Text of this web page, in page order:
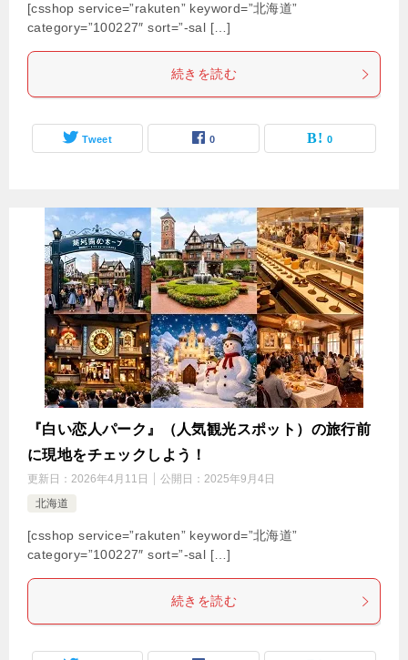
[csshop service=”rakuten” keyword=”北海道”
category=”100227″ sort=”-sal […]
続きを読む
Tweet 0 0
『白い恋人パーク』（人気観光スポット）の旅行前
に現地をチェックしよう！
更新日： 2026年4月11日 公開日： 2025年9月4日
北海道
[csshop service=”rakuten” keyword=”北海道”
category=”100227″ sort=”-sal […]
続きを読む